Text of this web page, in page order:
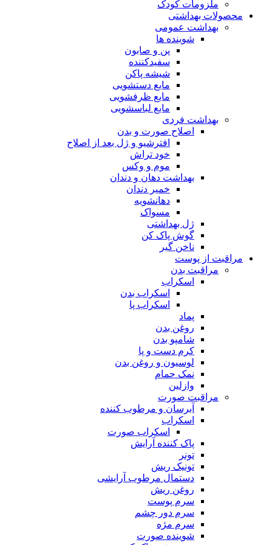
ملزومات کودک
محصولات بهداشتی
بهداشت عمومی
شوینده ها
پن و صابون
سفیدکننده
شیشه پاکن
مایع دستشویی
مایع ظرفشویی
مایع لباسشویی
بهداشت فردی
اصلاح صورت و بدن
افترشیو و ژل بعد از اصلاح
خود تراش
موم و وکس
بهداشت دهان و دندان
خمیر دندان
دهانشویه
مسواک
ژل بهداشتی
گوش پاک کن
ناخن گیر
مراقبت از پوست
مراقبت بدن
اسکراب
اسکراب بدن
اسکراب پا
روغن بدن
شامپو بدن
کرم دست و پا
لوسیون و روغن بدن
نمک حمام
وازلین
مراقبت صورت
آبرسان و مرطوب کننده
اسکراب
اسکراب صورت
پاک کننده آرایش
تونیک ریش
دستمال مرطوب آرایشی
روغن ریش
سرم پوست
سرم دور چشم
سرم مژه
شوینده صورت